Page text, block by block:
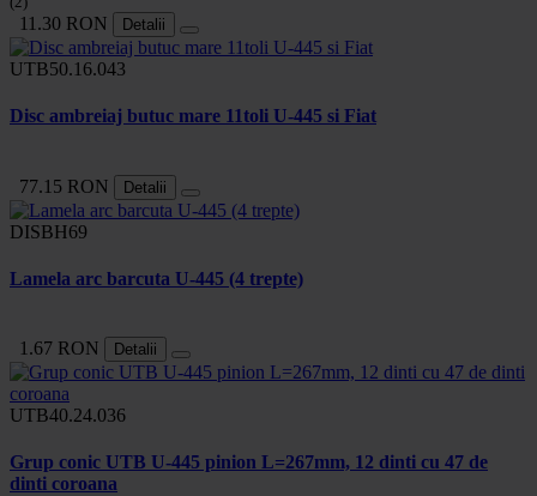
11.30 RON Detalii
UTB50.16.043
Disc ambreiaj butuc mare 11toli U-445 si Fiat
77.15 RON Detalii
DISBH69
Lamela arc barcuta U-445 (4 trepte)
1.67 RON Detalii
UTB40.24.036
Grup conic UTB U-445 pinion L=267mm, 12 dinti cu 47 de
dinti coroana